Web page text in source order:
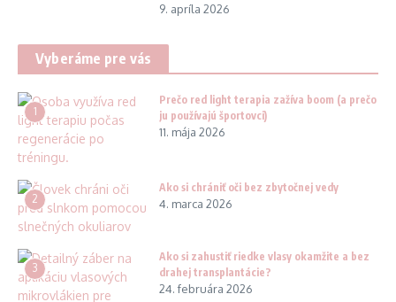
9. apríla 2026
Vyberáme pre vás
1
Prečo red light terapia zažíva boom (a prečo
ju používajú športovci)
11. mája 2026
2
Ako si chrániť oči bez zbytočnej vedy
4. marca 2026
3
Ako si zahustiť riedke vlasy okamžite a bez
drahej transplantácie?
24. februára 2026